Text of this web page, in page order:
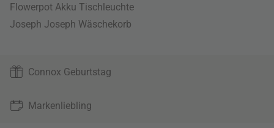
Flowerpot Akku Tischleuchte
Joseph Joseph Wäschekorb
Connox Geburtstag
Markenliebling